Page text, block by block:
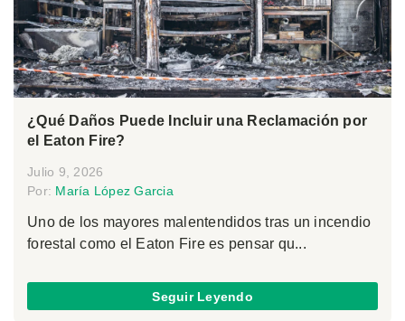
¿Qué Daños Puede Incluir una Reclamación por
el Eaton Fire?
Julio 9, 2026
Por: María López Garcia
Uno de los mayores malentendidos tras un incendio
forestal como el Eaton Fire es pensar qu...
Seguir Leyendo